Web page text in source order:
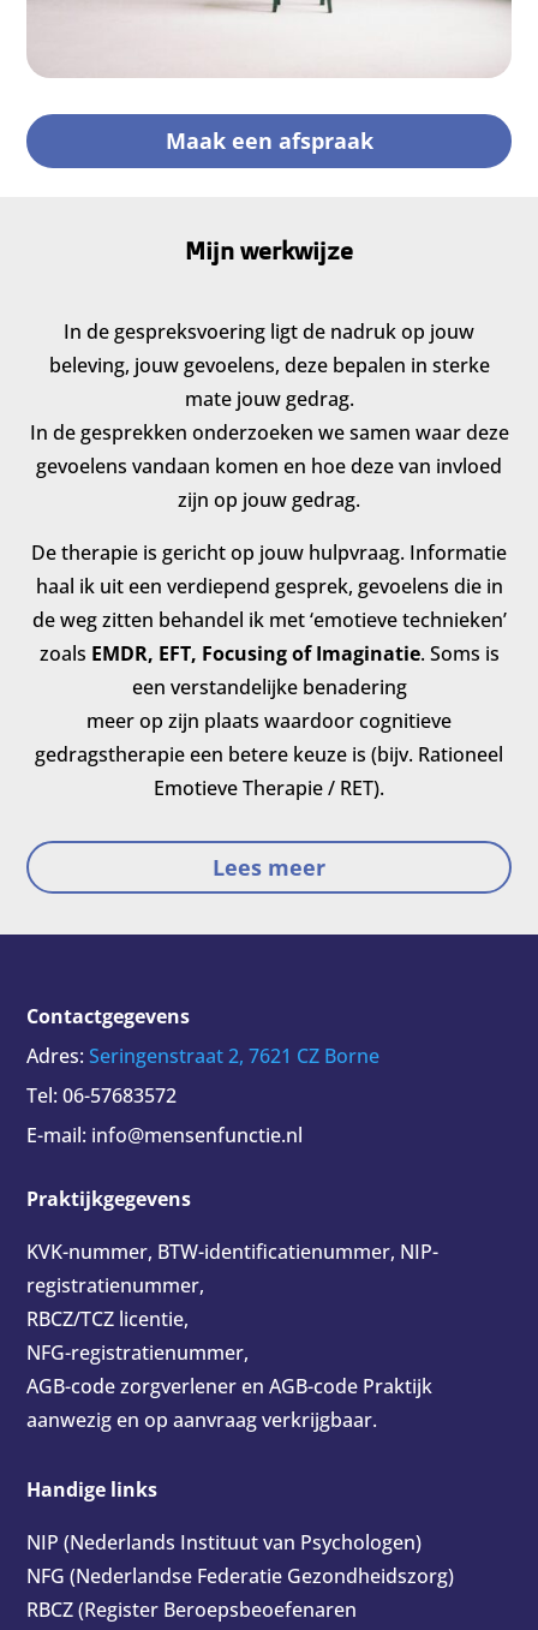
Maak een afspraak
Mijn werkwijze
In de gespreksvoering ligt de nadruk op jouw
beleving, jouw gevoelens, deze bepalen in sterke
mate jouw gedrag.
In de gesprekken onderzoeken we samen waar deze
gevoelens vandaan komen en hoe deze van invloed
zijn op jouw gedrag.
De therapie is gericht op jouw hulpvraag. Informatie
haal ik uit een verdiepend gesprek, gevoelens die in
de weg zitten behandel ik met ‘emotieve technieken’
zoals EMDR, EFT, Focusing of Imaginatie. Soms is
een verstandelijke benadering
meer op zijn plaats waardoor cognitieve
gedragstherapie een betere keuze is (bijv. Rationeel
Emotieve Therapie / RET).
Lees meer
Contactgegevens
Adres:Seringenstraat 2, 7621 CZ Borne
Tel:06-57683572
E-mail: info@mensenfunctie.nl
Praktijkgegevens
KVK-nummer, BTW-identificatienummer, NIP-
registratienummer,
RBCZ/TCZ licentie,
NFG-registratienummer,
AGB-code zorgverlener en AGB-code Praktijk
aanwezig en op aanvraag verkrijgbaar.
Handige links
NIP (Nederlands Instituut van Psychologen)
NFG (Nederlandse Federatie Gezondheidszorg)
RBCZ(Register Beroepsbeoefenaren